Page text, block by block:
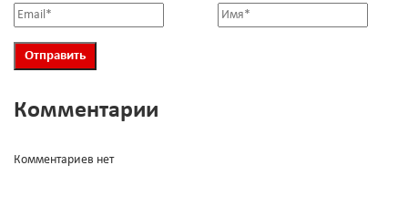
Комментарии
Комментариев нет